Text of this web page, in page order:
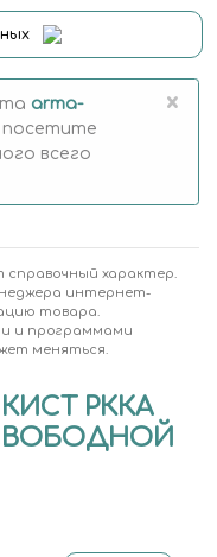
arma-
посетите
всего
×
характер.
интернет-
товара.
и программами
меняться.
РККА